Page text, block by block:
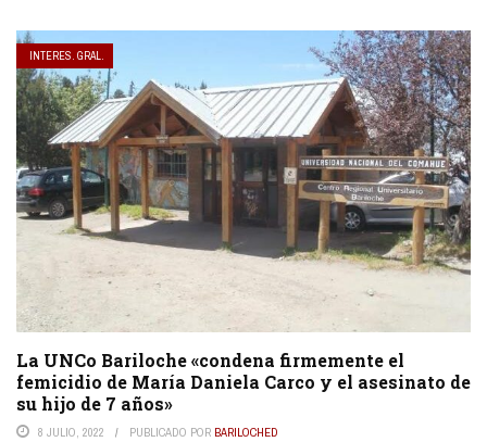
INTERES. GRAL.
La UNCo Bariloche «condena firmemente el
femicidio de María Daniela Carco y el asesinato de
su hijo de 7 años»
8 JULIO, 2022 PUBLICADO POR BARILOCHED